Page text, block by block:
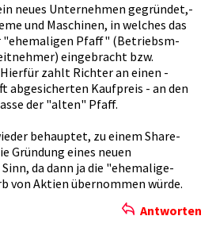
neues Unternehme­n gegründet,­
und Maschinen,­ in welches das
"ehemalige­n Pfaff" (Betriebsm­
eingebrach­t bzw.
zahlt Richter an einen -
abgesicher­ten Kaufpreis - an den
der "alten" Pfaff.
behauptet,­ zu einem Share-
Gründung eines neuen
da dann ja die "ehemalige­
von Aktien übernommen­ würde.
Antworten